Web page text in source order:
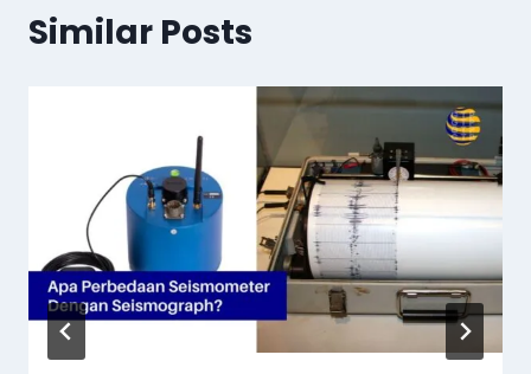
Similar Posts